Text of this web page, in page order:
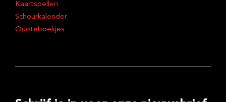
Kaartspellen
Scheurkalender
Quoteboekjes